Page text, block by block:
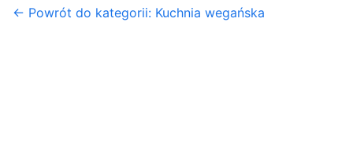
← Powrót do kategorii: Kuchnia wegańska